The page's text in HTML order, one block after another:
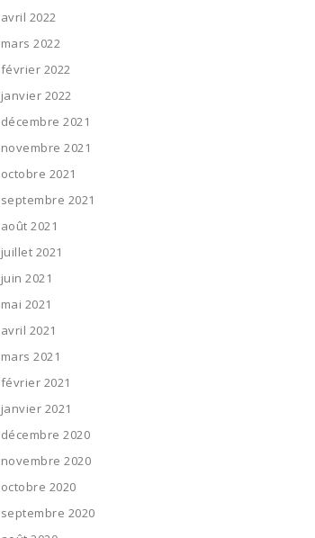
avril 2022
mars 2022
février 2022
janvier 2022
décembre 2021
novembre 2021
octobre 2021
septembre 2021
août 2021
juillet 2021
juin 2021
mai 2021
avril 2021
mars 2021
février 2021
janvier 2021
décembre 2020
novembre 2020
octobre 2020
septembre 2020